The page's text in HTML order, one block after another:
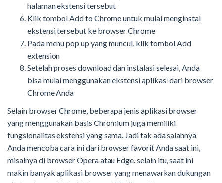
halamanekstensi tersebut
Klik tombol Add to Chromeuntuk mulai menginstal
ekstensi tersebut ke browser Chrome
Pada menu pop up yang muncul, klik tombol Add
extension
Setelahproses download dan instalasi selesai , Anda
bisa mulai menggunakan ekstensi aplikasi dari browser
Chrome Anda
Selain browser Chrome, beberapa jenis aplikasi browser
yang menggunakan basis Chromium juga memiliki
fungsionalitas ekstensi yang sama. Jadi tak ada salahnya
Anda mencoba cara ini dari browser favorit Anda saat ini,
misalnya di browser Opera atau Edge.selain itu, saat ini
makin banyak aplikasi browser yang menawarkan dukungan